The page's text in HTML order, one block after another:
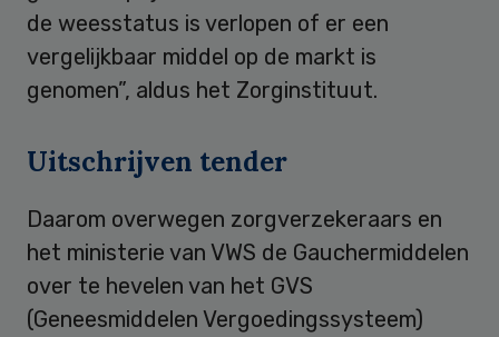
de weesstatus is verlopen of er een
vergelijkbaar middel op de markt is
genomen”, aldus het Zorginstituut.
Uitschrijven tender
Daarom overwegen zorgverzekeraars en
het ministerie van VWS de Gauchermiddelen
over te hevelen van het GVS
(Geneesmiddelen Vergoedingssysteem)